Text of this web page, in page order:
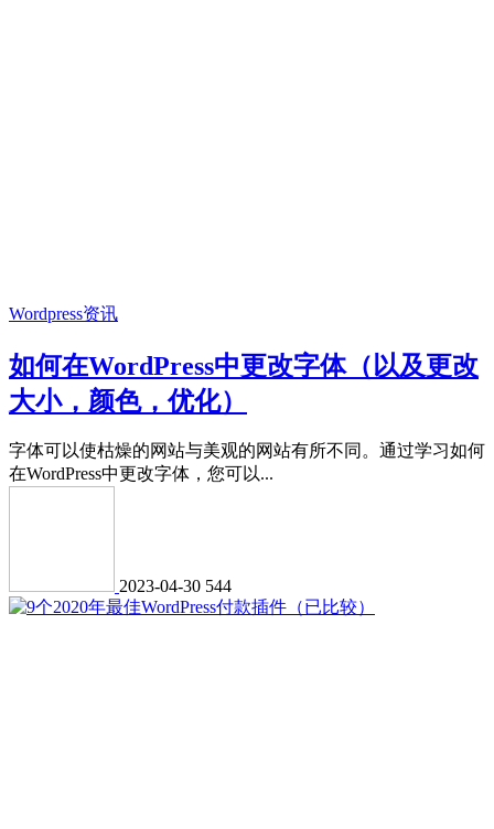
Wordpress资讯
如何在WordPress中更改字体（以及更改
大小，颜色，优化）
字体可以使枯燥的网站与美观的网站有所不同。通过学习如何
在WordPress中更改字体，您可以...
2023-04-30 544